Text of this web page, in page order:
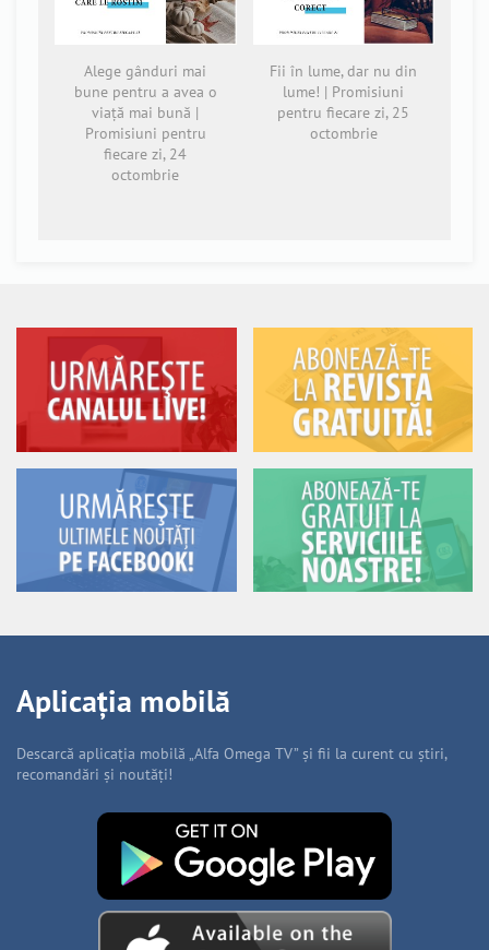
Alege gânduri mai
bune pentru a avea o
viață mai bună |
Promisiuni pentru
fiecare zi, 24
octombrie
Fii în lume, dar nu din
lume! | Promisiuni
pentru fiecare zi, 25
octombrie
Aplicația mobilă
Descarcă aplicația mobilă „Alfa Omega TV” și fii la curent cu știri,
recomandări și noutăți!